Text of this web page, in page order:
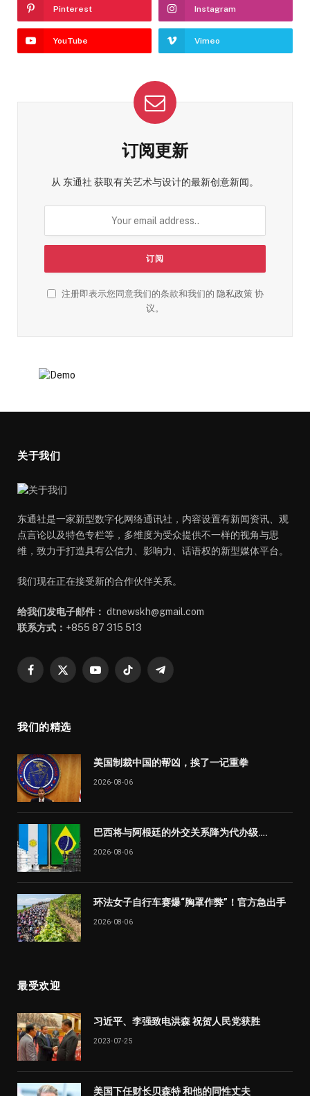
Pinterest Instagram
YouTube Vimeo
订阅更新
从 东通社 获取有关艺术与设计的最新创意新闻。
注册即表示您同意我们的条款和我们的 隐私政策协
议。
关于我们
东通社是一家新型数字化网络通讯社，内容设置有新闻资讯、观
点言论以及特色专栏等，多维度为受众提供不一样的视角与思
维，致力于打造具有公信力、影响力、话语权的新型媒体平台。
我们现在正在接受新的合作伙伴关系。
给我们发电子邮件： dtnewskh@gmail.com
联系方式： +855 87 315 513
Facebook
X
YouTubeTikTok Telegram
我们的精选
美国制裁中国的帮凶，挨了一记重拳
2026-08-06
巴西将与阿根廷的外交关系降为代办级….
2026-08-06
环法女子自行车赛爆“胸罩作弊”！官方急出手
2026-08-06
最受欢迎
习近平、李强致电洪森 祝贺人民党获胜
2023-07-25
美国下任财长贝森特 和他的同性丈夫